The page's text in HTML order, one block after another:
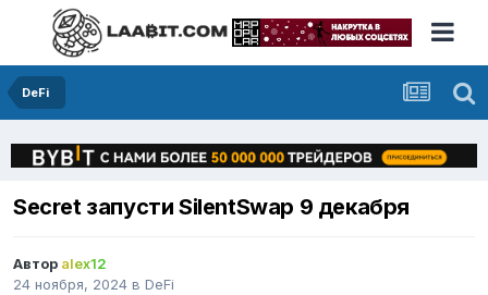
DeFi
Secret запусти SilentSwap 9 декабря
Автор alex12
24 ноября, 2024 в DeFi